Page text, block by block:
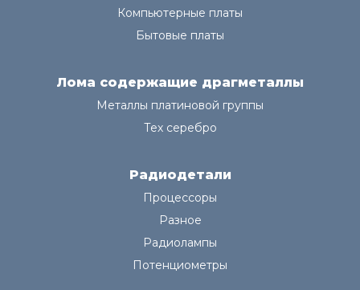
Компьютерные платы
Бытовые платы
Лома содержащие драгметаллы
Металлы платиновой группы
Тех серебро
Радиодетали
Процессоры
Разное
Радиолампы
Потенциометры